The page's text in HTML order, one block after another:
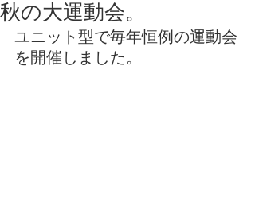
秋の大運動会。
ユニット型で毎年恒例の運動会
を開催しました。